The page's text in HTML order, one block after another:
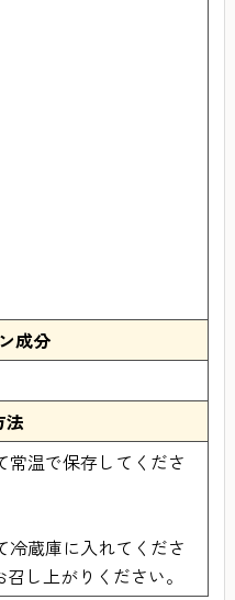
成分
法
常温で保存してくださ
冷蔵庫に入れてくださ
し上がりください。